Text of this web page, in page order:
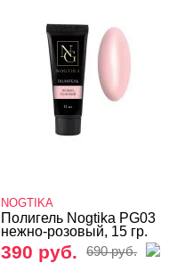
Cвернуть
Свернуть
NOGTIKA
Полигель Nogtika PG03
нежно-розовый, 15 гр.
390 руб. 690 руб.